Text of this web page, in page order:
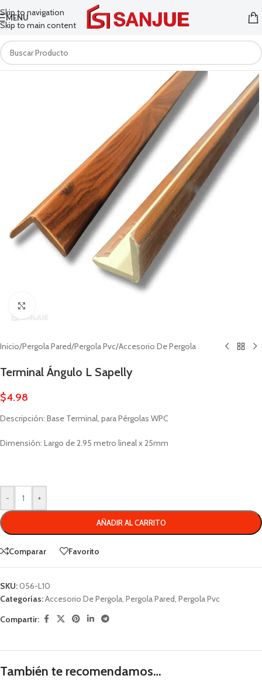
Skip to navigation
Skip to main content
MENU
Inicio/Pergola Pared/Pergola Pvc/Accesorio De Pergola
Terminal Ángulo L Sapelly
$4.98
Descripción: Base Terminal, para Pérgolas WPC
Dimensión: Largo de 2.95 metro lineal x 25mm
- +
AÑADIR AL CARRITO
Comparar Favorito
SKU:056-L10
Categorías:Accesorio De Pergola, Pergola Pared, Pergola Pvc
Compartir:
También te recomendamos…